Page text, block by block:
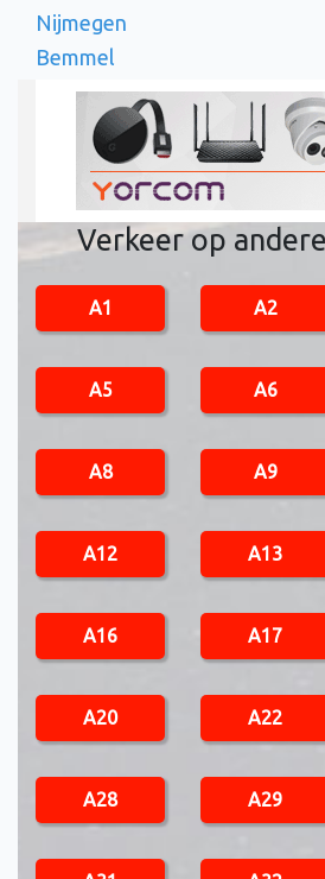
Nijmegen
Bemmel
Verkeer op
A1 A2
A5 A6
A8 A9
A12 A13
A16 A17
A20 A22
A28 A29